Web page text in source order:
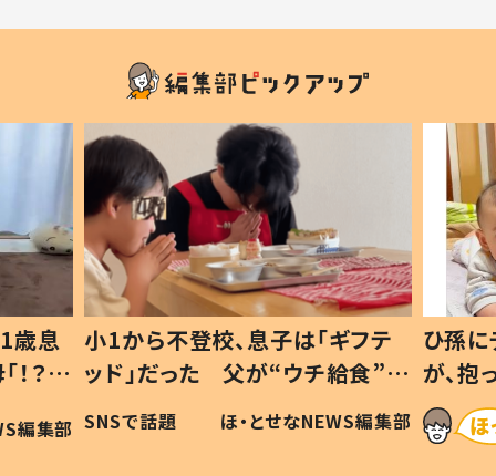
歳息
？」
編集部
小1から不登校、息子は「ギフテ
ッド」だった 父が“ウチ給食”を
作り続ける理由とは #令和の親
#令和の子
SNSで話題 ほ・とせなNEWS編集部
ひ孫
が、
「涙が
い」